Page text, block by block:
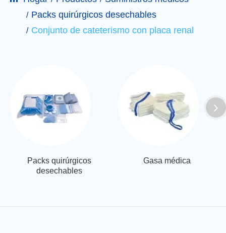
Packs quirúrgicos desechables
Conjunto de cateterismo con placa renal
Packs quirúrgicos
desechables
Gasa médica